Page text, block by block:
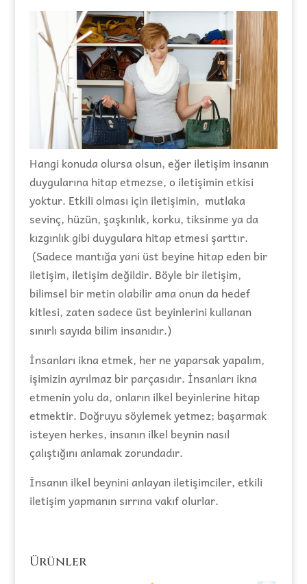
Hangi konuda olursa olsun, eğer iletişim insanın
duygularına hitap etmezse, o iletişimin etkisi
yoktur. Etkili olması için iletişimin, mutlaka
sevinç, hüzün, şaşkınlık, korku, tiksinme ya da
kızgınlık gibi duygulara hitap etmesi şarttır.
(Sadece mantığa yani üst beyine hitap eden bir
iletişim, iletişim değildir. Böyle bir iletişim,
bilimsel bir metin olabilir ama onun da hedef
kitlesi, zaten sadece üst beyinlerini kullanan
sınırlı sayıda bilim insanıdır.)
İnsanları ikna etmek, her ne yaparsak yapalım,
işimizin ayrılmaz bir parçasıdır. İnsanları ikna
etmenin yolu da, onların ilkel beyinlerine hitap
etmektir. Doğruyu söylemek yetmez; başarmak
isteyen herkes, insanın ilkel beynin nasıl
çalıştığını anlamak zorundadır.
İnsanın ilkel beynini anlayan iletişimciler, etkili
iletişim yapmanın sırrına vakıf olurlar.
Ürünler